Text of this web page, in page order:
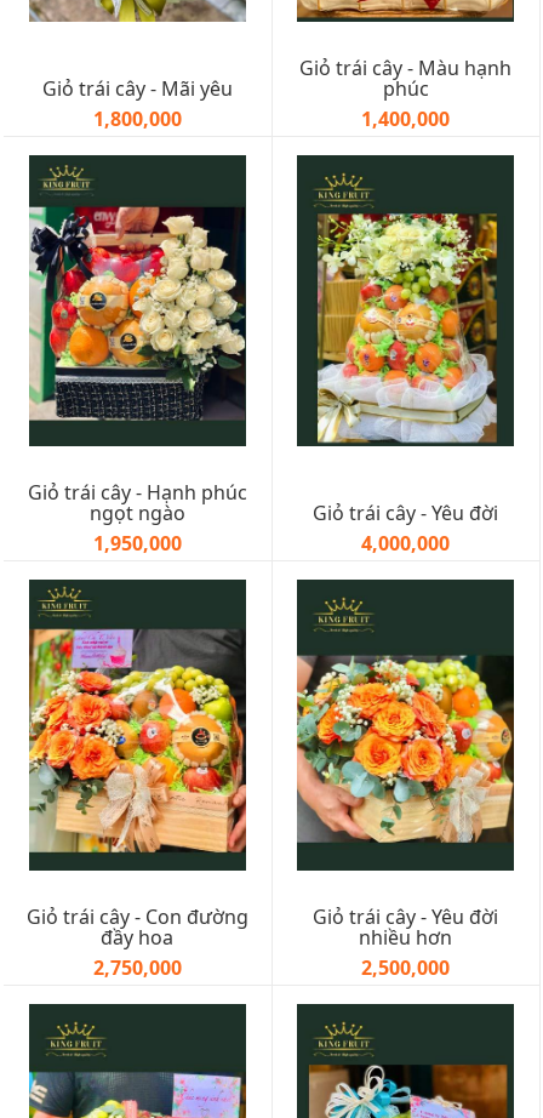
Giỏ trái cây - Mãi yêu
1,800,000
Giỏ trái cây - Màu hạnh
phúc
1,400,000
Giỏ trái cây - Hạnh phúc
ngọt ngào
1,950,000
Giỏ trái cây - Yêu đời
4,000,000
Giỏ trái cây - Con đường
đầy hoa
2,750,000
Giỏ trái cây - Yêu đời
nhiều hơn
2,500,000